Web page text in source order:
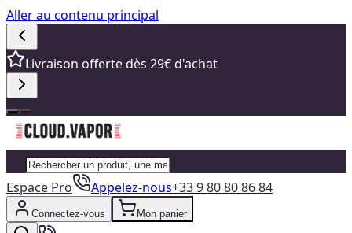
Aller au contenu principal
Livraison offerte dès 29€ d'achat
Espace Pro Appelez-nous+33 9 80 80 86 84
Connectez-vous Mon panier